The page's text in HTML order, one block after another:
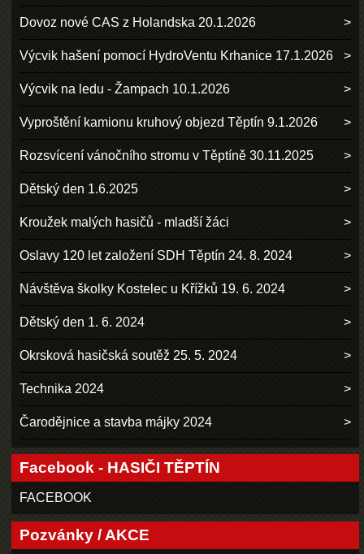
Dovoz nové CAS z Holandska 20.1.2026
Výcvik hašení pomocí HydroVentu Krhanice 17.1.2026
Výcvik na ledu - Žampach 10.1.2026
Vyproštění kamionu kruhový objezd Těptín 9.1.2026
Rozsvícení vánočního stromu v Těptíně 30.11.2025
Dětský den 1.6.2025
Kroužek malých hasičů - mladší žáci
Oslavy 120 let založení SDH Těptín 24. 8. 2024
Návštěva školky Kostelec u Křížků 19. 6. 2024
Dětský den 1. 6. 2024
Okrsková hasičská soutěž 25. 5. 2024
Technika 2024
Čarodějnice a stavba májky 2024
Facebook - HASIČI TĚPTÍN
FACEBOOK
Pozvánky / AKCE